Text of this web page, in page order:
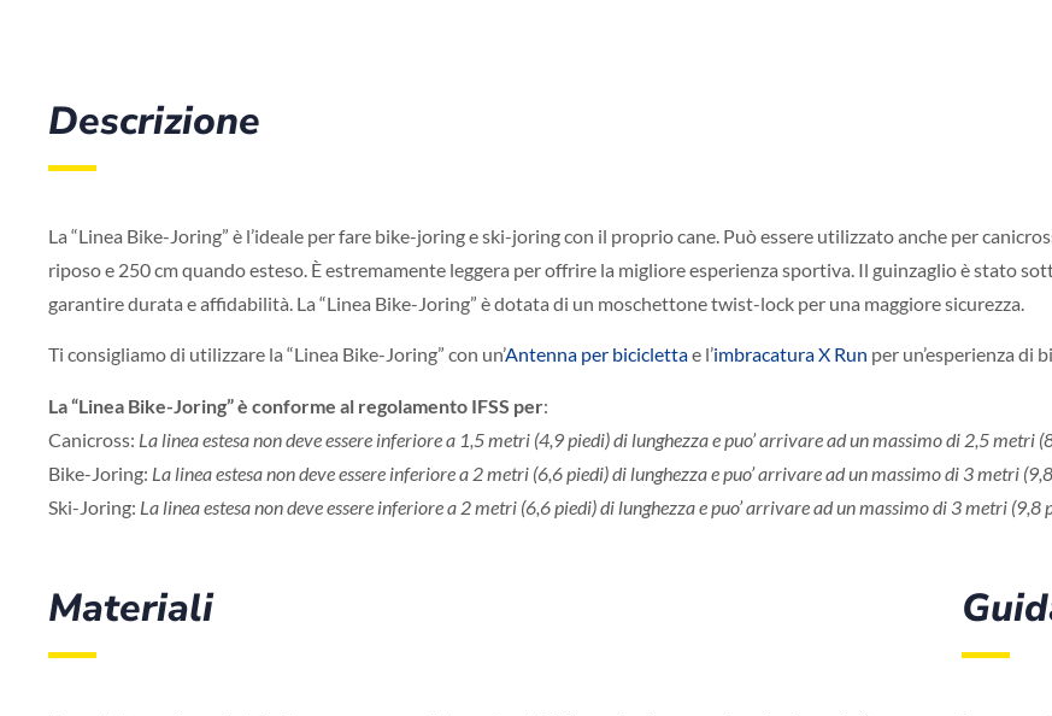
Descrizione
La “Linea Bike-Joring” è l’ideale per fare bike-joring e ski-joring con il proprio cane. Può essere utilizzato anche per
riposo e 250 cm quando esteso. È estremamente leggera per offrire la migliore esperienza sportiva. Il guinzaglio è stato
garantire durata e affidabilità. La “Linea Bike-Joring” è dotata di un moschettone twist-lock per una maggiore sicurezza.
Ti consigliamo di utilizzare la “Linea Bike-Joring” con un’Antenna per biciclettae l’imbracatura X Run per un’esperienza di
La “Linea Bike-Joring” è conforme al regolamento IFSS per:
Canicross: La linea estesa non deve essere inferiore a 1,5 metri (4,9 piedi) di lunghezza e puo’ arrivare ad un massimo di 2,5 metri
Bike-Joring: La linea estesa non deve essere inferiore a 2 metri (6,6 piedi) di lunghezza e puo’ arrivare ad un massimo di 3 metri
Ski-Joring: La linea estesa non deve essere inferiore a 2 metri (6,6 piedi) di lunghezza e puo’ arrivare ad un massimo di 3 metri (9,8
Materiali